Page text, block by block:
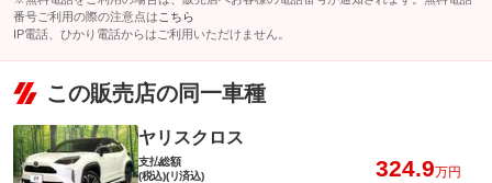
番号ご利用の際の注意点は こちら
IP電話、ひかり電話からはご利用いただけません。
この販売店の同一車種
ヤリスクロス
支払総額
(税込)(リ済込)
324.9万円